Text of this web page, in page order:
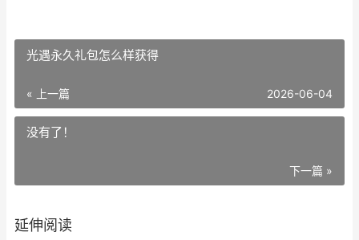
光遇永久礼包怎么样获得
« 上一篇 2026-06-04
没有了！
下一篇 »
延伸阅读